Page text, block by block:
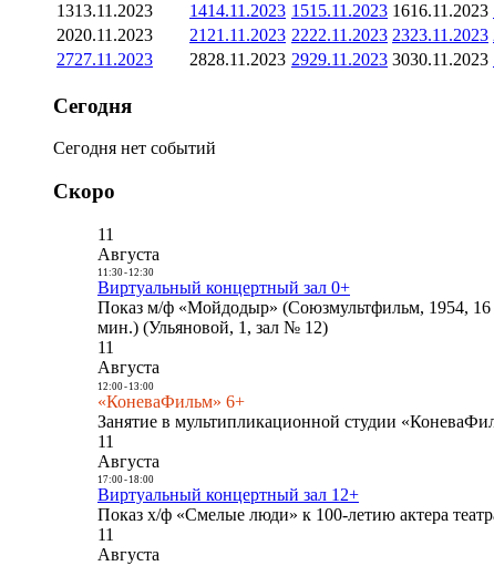
1313.11.2023 1414.11.2023 1515.11.2023 1616.11.2023
2020.11.2023 21 21.11.2023 2222.11.2023 2323.11.2023
2727.11.2023 2828.11.2023 2929.11.2023 3030.11.2023
Сегодня
Сегодня нет событий
Скоро
11
Августа
11:30- 12:30
Виртуальный концертный зал 0+
Показ м/ф «Мойдодыр» (Союзмультфильм, 1954,
мин.) (Ульяновой, 1, зал № 12)
11
Августа
12:00- 13:00
«КоневаФильм» 6+
Занятие в мультипликационной студии
11
Августа
17:00- 18:00
Виртуальный концертный зал 12+
Показ х/ф «Смелые люди» к 100-летию актера
11
Августа